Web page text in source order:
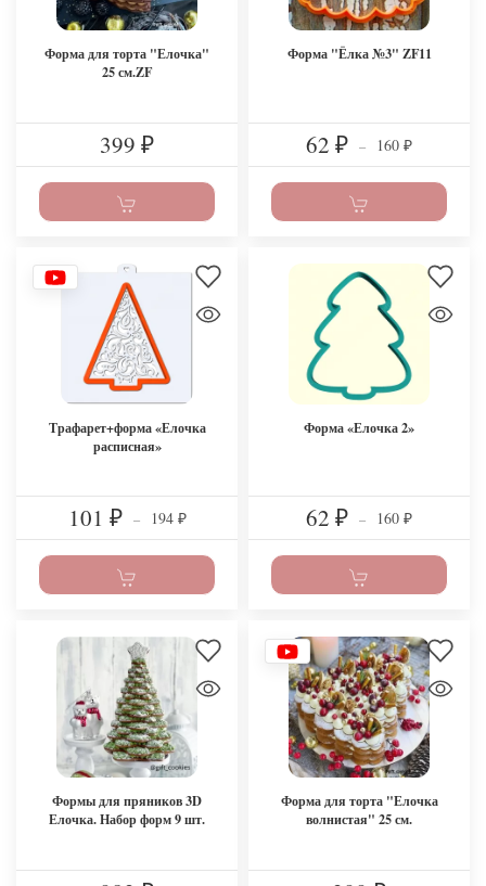
Форма для торта "Елочка"
25 см.ZF
399 ₽
Форма "Ёлка №3" ZF11
62 ₽ – 160 ₽
Трафарет+форма «Елочка
расписная»
101 ₽ – 194 ₽
Форма «Елочка 2»
62 ₽ – 160 ₽
Формы для пряников 3D
Елочка. Набор форм 9 шт.
Форма для торта "Елочка
волнистая" 25 см.